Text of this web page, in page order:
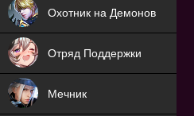
Охотник на Демонов
Отряд Поддержки
ХИТ
Мечник